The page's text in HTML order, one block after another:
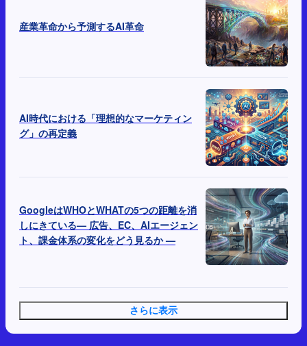
産業革命から予測するAI革命
AI時代における「理想的なマーケティン
グ」の再定義
GoogleはWHOとWHATの5つの距離を消
しにきている— 広告、EC、AIエージェン
ト、課金体系の変化をどう見るか —
さらに表示